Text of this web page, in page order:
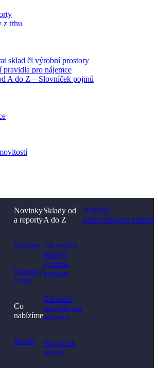
z trhu
sklad či výrobní prostory
pravidla pro nájemce
A do Z – Slovníček pojmů
Novinky
a reporty
Reporty
Novinky
z trhu
Co
nabízíme
Služby
Sklady od
A do Z
Jak vybrat
sklad či
výrobní
prostory​
Základní
pravidla pro
nájemce
Slovníček
pojmů
Nabídka
průmyslových prostor